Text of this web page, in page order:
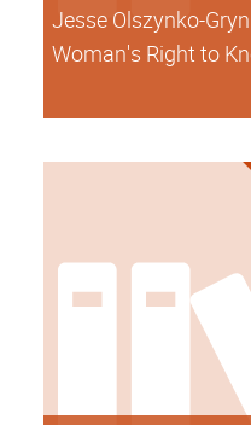
Jesse Olszynko-
Woman's Right to